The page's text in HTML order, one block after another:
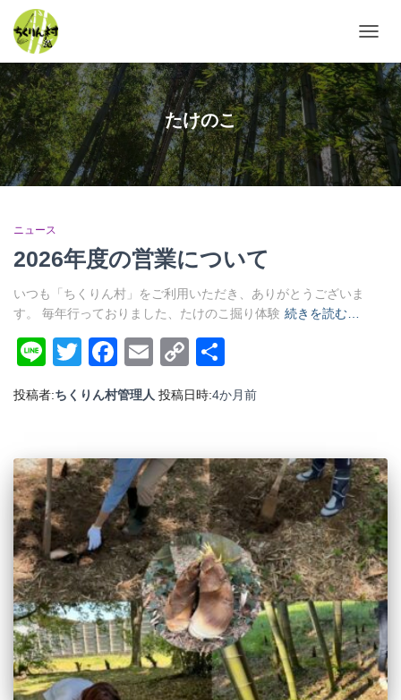
ビ
ゲ
ー
シ
ョ
ン
を
切
たけのこ
ニュース
2026年度の営業について
いつも「ちくりん村」をご利用いただき、ありがとうございま
す。 毎年行っておりました、たけのこ掘り体験 続きを読む…
LineTwitterFacebook
EmailCopy
Link 有
投稿者:ちくりん村管理人 投稿日時:4か月前